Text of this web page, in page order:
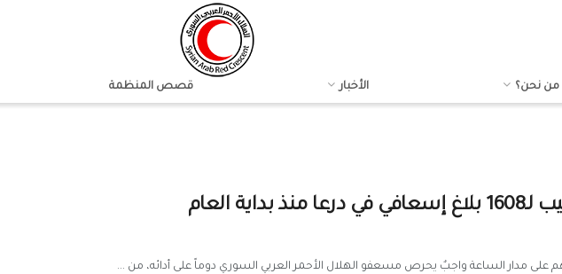
من نحن؟ الأخبار قصص المنظمة
العام
على مدار الساعة واجبٌ يحرص مسعفو الهلال الأحمر العربي السوري دوماً على أدائه، من ...